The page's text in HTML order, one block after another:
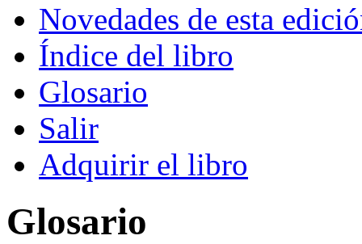
Novedades de esta
Índice del libro
Glosario
Salir
Adquirir el libro
Glosario